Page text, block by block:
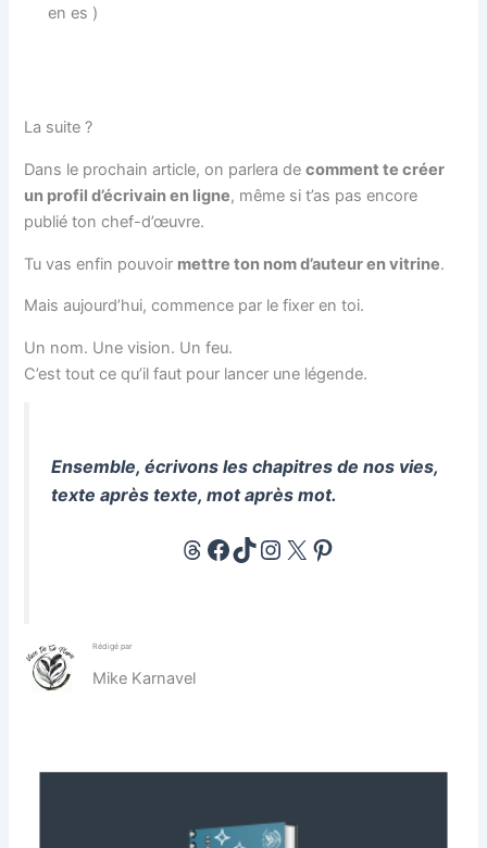
en es )
La suite ?
Dans le prochain article, on parlera decomment te créer
un profil d’écrivain en ligne, même si t’as pas encore
publié ton chef-d’œuvre.
Tu vas enfin pouvoir mettre ton nom d’auteur en vitrine.
Mais aujourd’hui, commence par le fixer en toi.
Un nom. Une vision. Un feu.
C’est tout ce qu’il faut pour lancer une légende.
Ensemble, écrivons les chapitres de nos vies,
texte après texte, mot après mot.
Rédigé par
Mike Karnavel